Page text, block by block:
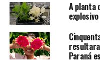
A planta
Paraná